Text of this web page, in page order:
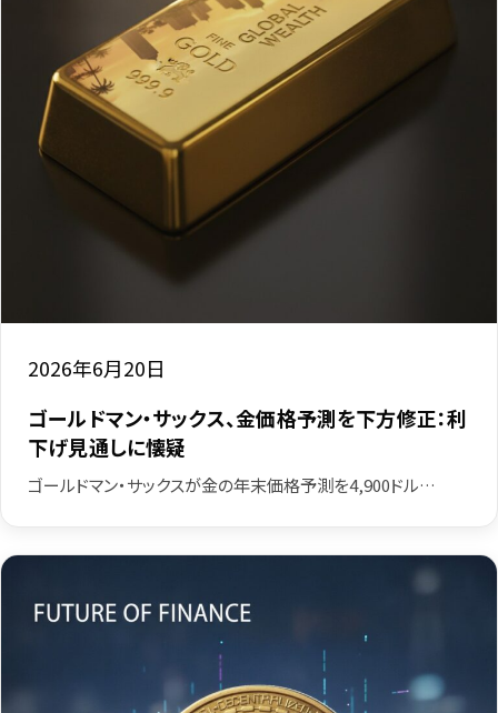
2026年6月20日
ゴールドマン・サックス、金価格予測を下方修正：利
下げ見通しに懐疑
ゴールドマン・サックスが金の年末価格予測を4,900ドル…